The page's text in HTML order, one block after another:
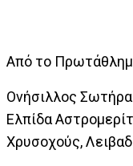
Από το
Ονήσιλλος
Ελπίδα
Χρυσοχούς,